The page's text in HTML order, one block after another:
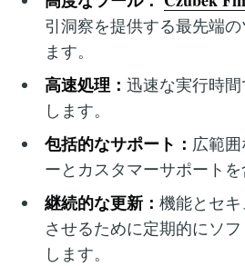
引洞察を提供する最先端
ます。
高速処理： 迅速な実行時
します。
包括的なサポート： 広範
ーとカスタマーサポートを
継続的な更新： 機能とセ
させるために定期的にソ
します。